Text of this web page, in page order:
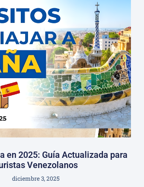
en 2025: Guía Actualizada para
Venezolanos
diciembre 3, 2025